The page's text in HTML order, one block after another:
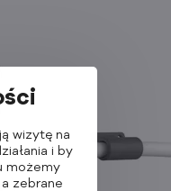
wizytę na
i by
możemy
zebrane